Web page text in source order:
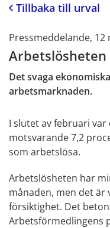
Tillbaka till urval
Pressmeddelande, 12
Det svaga
arbetsmarknaden.
I slutet av februari
motsvarande 7,2
som arbetslösa.
Arbetslösheten har
månaden, men det är
försiktighet. Det
Arbetsförmedlingens